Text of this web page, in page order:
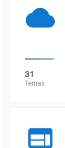
31
Temas